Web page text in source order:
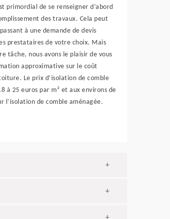
primordial de se renseigner d’abord
des travaux. Cela peut
à une demande de devis
prestataires de votre choix. Mais
tâche, nous avons le plaisir de vous
approximative sur le coût
Le prix d’isolation de comble
à 25 euros par m² et aux environs de
l’isolation de comble aménagée.
+
+